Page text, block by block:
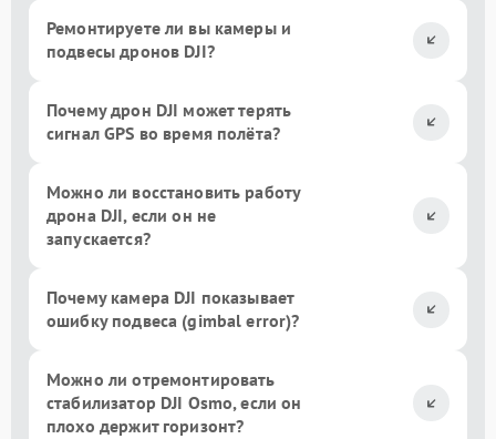
Ремонтируете ли вы камеры и
подвесы дронов DJI?
Почему дрон DJI может терять
сигнал GPS во время полёта?
Можно ли восстановить работу
дрона DJI, если он не
запускается?
Почему камера DJI показывает
ошибку подвеса (gimbal error)?
Можно ли отремонтировать
стабилизатор DJI Osmo, если он
плохо держит горизонт?